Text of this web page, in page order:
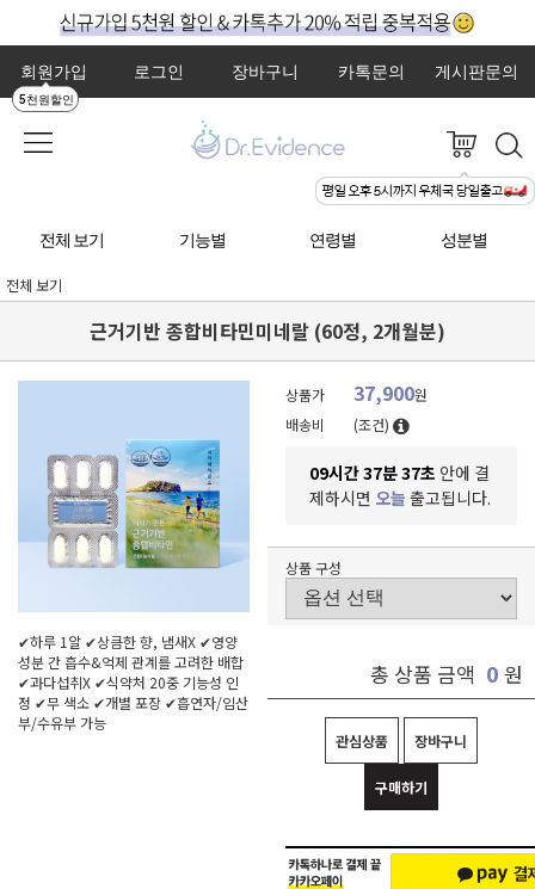
회원가입
5천원할인
로그인 장바구니 카톡문의 게시판문의
전체 보기 기능별 연령별 성분별
전체 보기
근거기반 종합비타민미네랄 (60정, 2개월분)
✔하루 1알 ✔상큼한 향, 냄새X ✔영양
성분 간 흡수&억제 관계를 고려한 배합
✔과다섭취X ✔식약처 20중 기능성 인
정 ✔무 색소 ✔개별 포장 ✔흡연자/임산
부/수유부 가능
상품가 37,900원
배송비
(조건)
09시간 37분 35초 안에 결
제하시면 오늘 출고됩니다.
상품 구성
총 상품 금액 0 원
관심상품 장바구니
구매하기